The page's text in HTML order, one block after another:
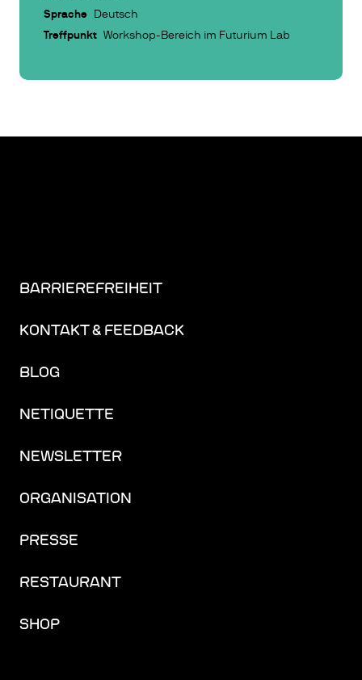
Sprache Deutsch
Treffpunkt Workshop-Bereich im Futurium Lab
BARRIEREFREIHEIT
KONTAKT & FEEDBACK
BLOG
NETIQUETTE
NEWSLETTER
ORGANISATION
PRESSE
RESTAURANT
SHOP